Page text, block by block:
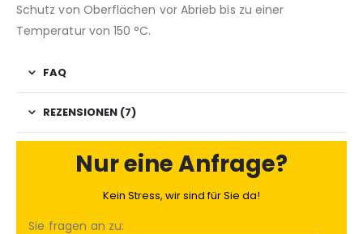
Schutz von Oberflächen vor Abrieb bis zu einer
Temperatur von 150 °C.
FAQ
REZENSIONEN (7)
Nur eine Anfrage?
Kein Stress, wir sind für Sie da!
Sie fragen an zu: